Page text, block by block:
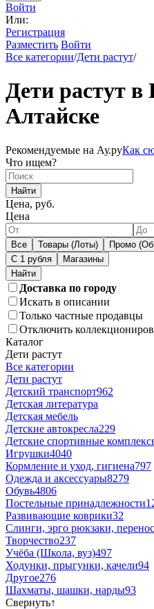
Войти
Или:
Регистрация
Разместить Войти
Все категории/Дети растут/
Дети растут в
Алтайске
Рекомендуемые на Ау.руКак
Что ищем?
Найти
Цена, руб.
Цена
Все Товары (Лоты) Промо
С 1 рубля
Магазины
Доставка по городу
Искать в описании
Только частные продавцы
Отключить
Каталог
Дети растут
Все категории
Дети растут
Детский транспорт962
Детская литература
Детская мебель
Детские автокресла229
Детские спортивные
Игрушки4040
Кормление и уход, гигиена797
Одежда и аксессуары8279
Обувь4806
Постельные принадлежности
Развивающие коврики32
Слинги, эрго рюкзаки,
Творчество237
Учёба (Школа, вуз)497
Ходунки, прыгунки, качели94
Другое276
Шахматы, шашки, нарды93
Свернуть↑